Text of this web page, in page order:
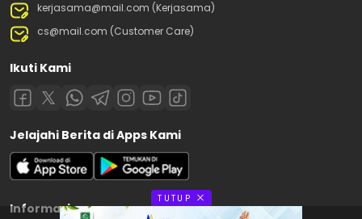
kerjasama@mail.com (Kerjasama)
cs@mail.com (Customer Care)
Ikuti Kami
Jelajahi Berita di Apps Kami
Informasi
TUTUP